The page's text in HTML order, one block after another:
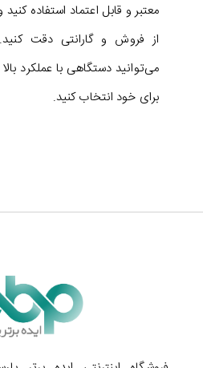
معتبر و قابل اعتماد استفاده
از فروش و گارانتی دقت
می‌توانید دستگاهی با عملکرد
برای خود انتخاب کنید.